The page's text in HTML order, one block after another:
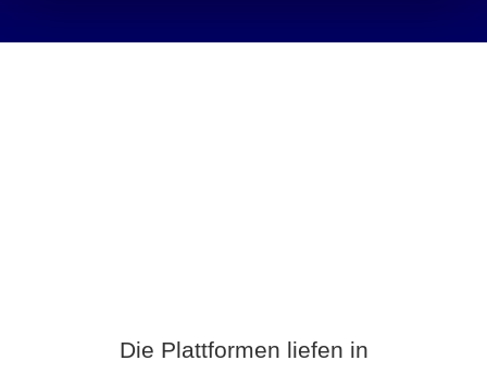
Die Plattformen liefen in